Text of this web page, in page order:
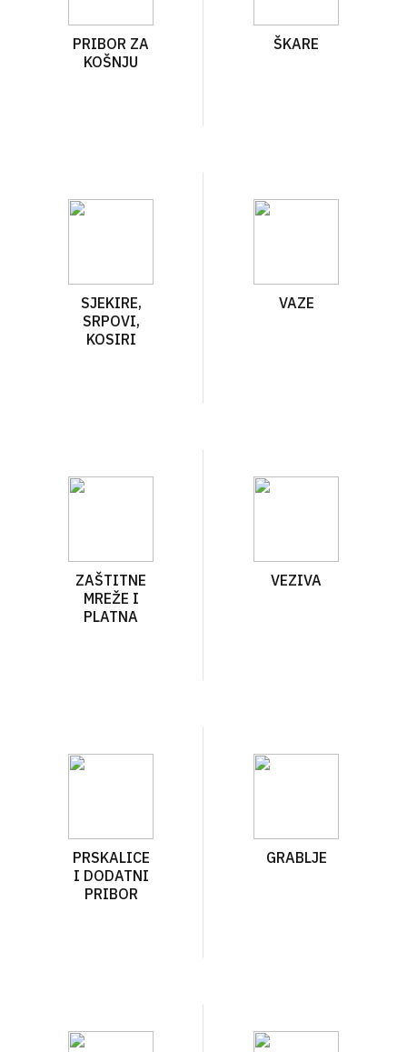
PRIBOR ZA
KOŠNJU
ŠKARE
SJEKIRE,
SRPOVI,
KOSIRI
VAZE
ZAŠTITNE
MREŽE I
PLATNA
VEZIVA
PRSKALICE
I DODATNI
PRIBOR
GRABLJE